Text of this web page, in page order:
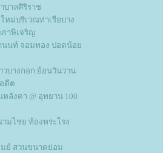
บาลศิริราช
ใหม่บริเวณท่าเรือบาง
าษีเจริญ
นนท์ จอมทอง ปอดน้อ
บางกอก ย้อนวันวาน
ดีต
ลังคา @ อุทยาน 100
ามไชย ท้องพระโรง
ย์ สวนขนาดย่อม